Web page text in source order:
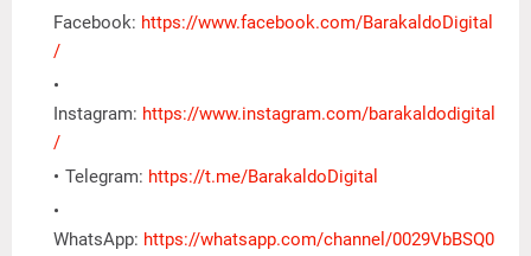
Facebook: https://www.facebook.com/BarakaldoDigital
/
Instagram: https://www.instagram.com/barakaldodigital
/
Telegram: https://t.me/BarakaldoDigital
WhatsApp: https://whatsapp.com/channel/0029VbBSQ0